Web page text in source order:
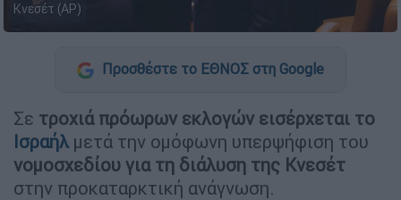
Κνεσέτ (ΑP)
Προσθέστε το ΕΘΝΟΣ στη Google
Σε τροχιά πρόωρων εκλογών εισέρχεται το
Ισραήλ μετά την ομόφωνη υπερψήφιση του
νομοσχεδίου για τη διάλυση της Κνεσέτ
στην προκαταρκτική ανάγνωση.